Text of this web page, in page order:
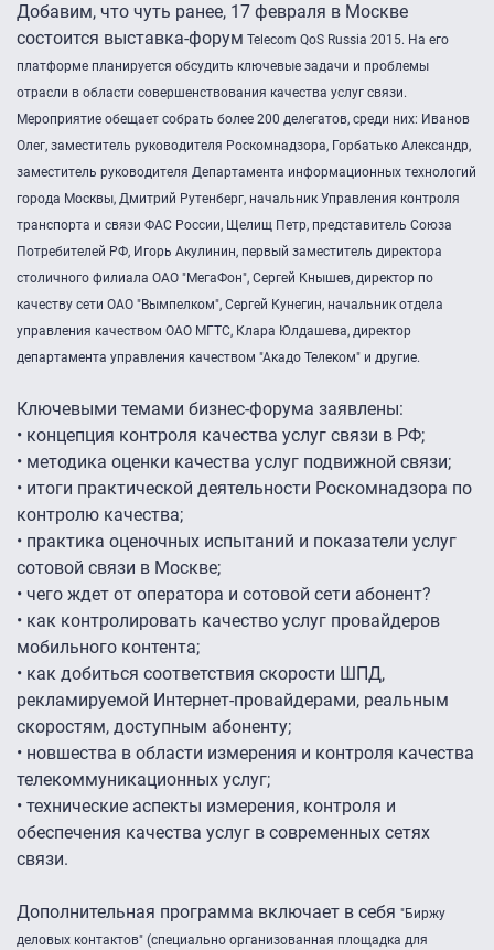
Добавим, что чуть ранее, 17 февраля в Москве
состоится выставка-форум Telecom QoS Russia 2015. На его
платформе планируется обсудить ключевые задачи и проблемы
отрасли в области совершенствования качества услуг связи.
Мероприятие обещает собрать более 200 делегатов, среди них: Иванов
Олег, заместитель руководителя Роскомнадзора, Горбатько Александр,
заместитель руководителя Департамента информационных технологий
города Москвы, Дмитрий Рутенберг, начальник Управления контроля
транспорта и связи ФАС России, Щелищ Петр, представитель Союза
Потребителей РФ, Игорь Акулинин, первый заместитель директора
столичного филиала ОАО "МегаФон", Cергей Кнышев, директор по
качеству сети ОАО "Вымпелком", Сергей Кунегин, начальник отдела
управления качеством ОАО МГТС, Клара Юлдашева, директор
департамента управления качеством "Акадо Телеком" и другие.
Ключевыми темами бизнес-форума заявлены:
• концепция контроля качества услуг связи в РФ;
• методика оценки качества услуг подвижной связи;
• итоги практической деятельности Роскомнадзора по
контролю качества;
• практика оценочных испытаний и показатели услуг
сотовой связи в Москве;
• чего ждет от оператора и сотовой сети абонент?
• как контролировать качество услуг провайдеров
мобильного контента;
• как добиться соответствия скорости ШПД,
рекламируемой Интернет-провайдерами, реальным
скоростям, доступным абоненту;
• новшества в области измерения и контроля качества
телекоммуникационных услуг;
• технические аспекты измерения, контроля и
обеспечения качества услуг в современных сетях
связи.
Дополнительная программа включает в себя "Биржу
деловых контактов" (специально организованная площадка для